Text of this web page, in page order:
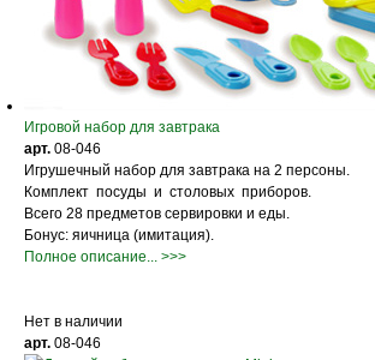
Игровой набор для завтрака
арт. 08-046
Игрушечный набор для завтрака на 2 персоны.
Комплект посуды и столовых приборов.
Всего 28 предметов сервировки и еды.
Бонус: яичница (имитация).
Полное описание... >>>
Нет в наличии
арт. 08-046